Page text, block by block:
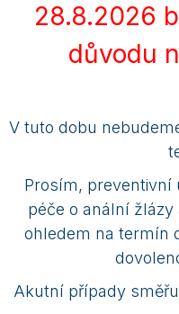
28.8.2026
důvodu
V tuto dobu
Prosím, preventivní
péče o anální
ohledem na termín
Akutní případy